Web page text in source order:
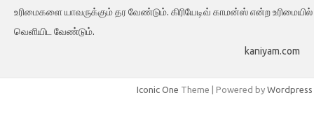
உரிமைகளை யாவருக்கும் தர வேண்டும். கிரியேடிவ் காமன்ஸ் என்ற உரிமையில்
வெளியிட வேண்டும்.
kaniyam.com
Iconic One Theme | Powered by Wordpress